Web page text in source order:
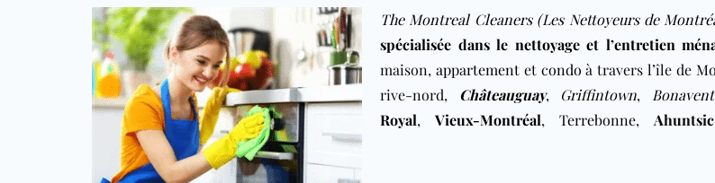
The Montreal Cleaners (Les Nettoyeurs de
spécialisée dans le nettoyage et l’entretien
maison, appartementet condo à traversl’île de
rive-nord, Châteauguay, Griffintown,
Royal, Vieux-Montréal, Terrebonne,